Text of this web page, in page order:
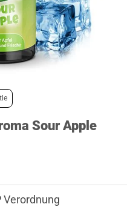
Sour Apple
€.
Verordnung